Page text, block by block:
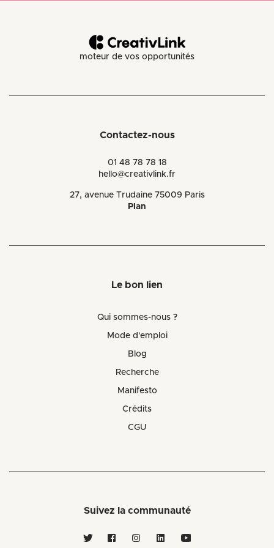
moteur de vos opportunités
Contactez-nous
01 48 78 78 18
hello@creativlink.fr
27, avenue Trudaine 75009 Paris
Plan
Le bon lien
Qui sommes-nous ?
Mode d'emploi
Blog
Recherche
Manifesto
Crédits
CGU
Suivez la communauté